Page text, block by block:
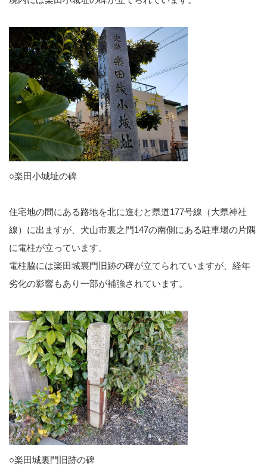
○楽田小城址の碑
住宅地の間にある路地を北に進むと県道177号線（大県神社
線）に出ますが、犬山市裏之門147の南側にある駐車場の片隅
に電柱が立っています。
電柱脇には楽田城裏門旧跡の碑が立てられていますが、経年
劣化の影響もあり一部が補強されています。
○楽田城裏門旧跡の碑